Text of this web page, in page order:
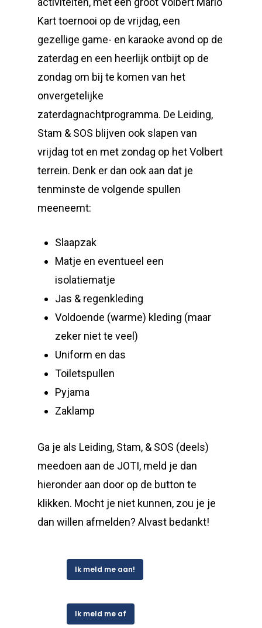
Kart toernooi op de vrijdag, een
gezellige game- en karaoke avond op de
zaterdag en een heerlijk ontbijt op de
zondag om bij te komen van het
onvergetelijke
zaterdagnachtprogramma. De Leiding,
Stam & SOS blijven ook slapen van
vrijdag tot en met zondag op het Volbert
terrein. Denk er dan ook aan dat je
tenminste de volgende spullen
meeneemt:
Slaapzak
Matje en eventueel een
isolatiematje
Jas & regenkleding
Voldoende (warme) kleding (maar
zeker niet te veel)
Uniform en das
Toiletspullen
Pyjama
Zaklamp
Ga je als Leiding, Stam, & SOS (deels)
meedoen aan de JOTI, meld je dan
hieronder aan door op de button te
klikken. Mocht je niet kunnen, zou je je
dan willen afmelden? Alvast bedankt!
Ik meld me aan!
Ik meld me af